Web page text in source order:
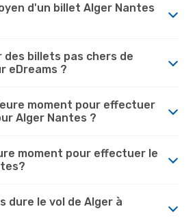
d'un billet Alger Nantes
billets pas chers de
eDreams ?
moment pour effectuer
Alger Nantes ?
moment pour effectuer le
dure le vol de Alger à